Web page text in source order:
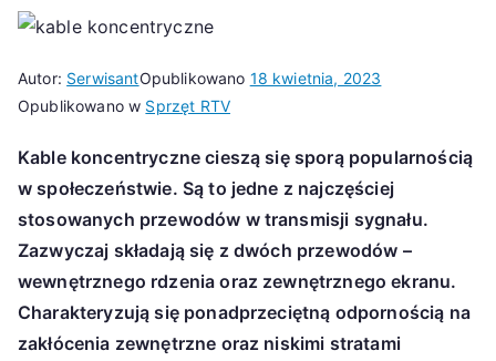
Autor: SerwisantOpublikowano 18 kwietnia, 2023
Opublikowano w Sprzęt RTV
Kable koncentryczne cieszą się sporą popularnością
w społeczeństwie. Są to jedne z najczęściej
stosowanych przewodów w transmisji sygnału.
Zazwyczaj składają się z dwóch przewodów –
wewnętrznego rdzenia oraz zewnętrznego ekranu.
Charakteryzują się ponadprzeciętną odpornością na
zakłócenia zewnętrzne oraz niskimi stratami